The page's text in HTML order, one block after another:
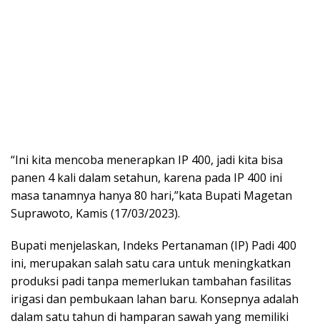
“Ini kita mencoba menerapkan IP 400, jadi kita bisa
panen 4 kali dalam setahun, karena pada IP 400 ini
masa tanamnya hanya 80 hari,”kata Bupati Magetan
Suprawoto, Kamis (17/03/2023).
Bupati menjelaskan, Indeks Pertanaman (IP) Padi 400
ini, merupakan salah satu cara untuk meningkatkan
produksi padi tanpa memerlukan tambahan fasilitas
irigasi dan pembukaan lahan baru. Konsepnya adalah
dalam satu tahun di hamparan sawah yang memiliki